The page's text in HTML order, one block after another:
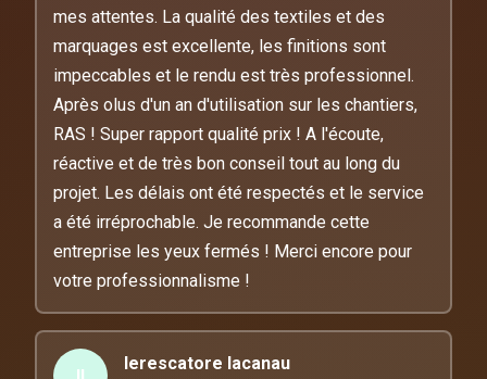
mes attentes. La qualité des textiles et des
marquages est excellente, les finitions sont
impeccables et le rendu est très professionnel.
Après olus d'un an d'utilisation sur les chantiers,
RAS ! Super rapport qualité prix ! A l'écoute,
réactive et de très bon conseil tout au long du
projet. Les délais ont été respectés et le service
a été irréprochable. Je recommande cette
entreprise les yeux fermés ! Merci encore pour
votre professionnalisme !
lerescatore lacanau